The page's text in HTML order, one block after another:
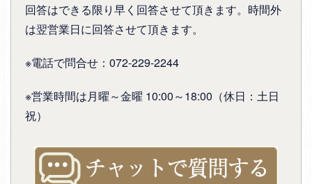
回答はできる限り早く回答させて頂きます。時間外
は翌営業日に回答させて頂きます。
※電話で問合せ：072-229-2244
※営業時間は月曜～金曜 10:00～18:00（休日：土日
祝）